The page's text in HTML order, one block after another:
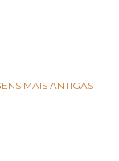
MAIS ANTIGAS